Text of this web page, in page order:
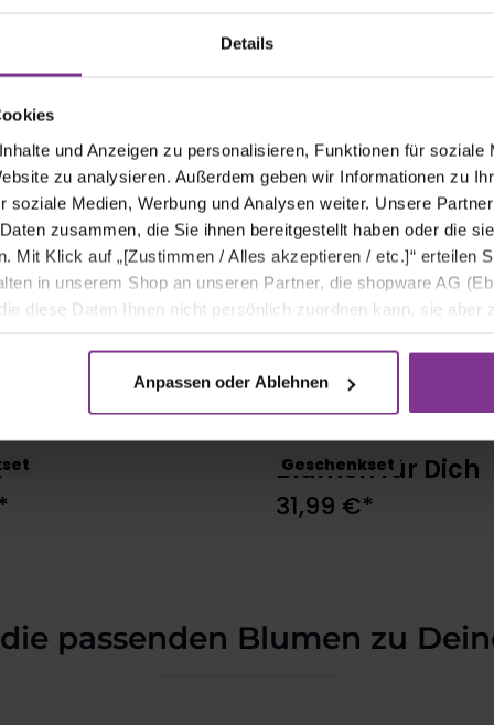
Details
und Anzeigen zu personalisieren, Funktionen für soziale
zu analysieren. Außerdem geben wir Informationen zu
soziale Medien, Werbung und Analysen weiter. Unsere
zusammen, die Sie ihnen bereitgestellt haben oder die
Mit Klick auf „[Zustimmen / Alles akzeptieren / etc.]“ erteilen
in unserem Shop an unseren Partner, die shopware AG
diese Daten Ihnen nicht persönlich zuordnen kann, sie aber
verarbeiten darf.
Anpassen oder Ablehnen
du Freude, die genau
Beschenkten freie Wahl
den Warenkorb
Geschenkset
In den Warenkorb
Blumen für Dich
31,99 €*
passenden Blumen zu